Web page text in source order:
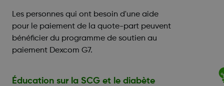
Les personnes qui ont besoin d'une aide
pour le paiement de la quote-part peuvent
bénéficier du programme de soutien au
paiement Dexcom G7.
Éducation sur la SCG et le diabète